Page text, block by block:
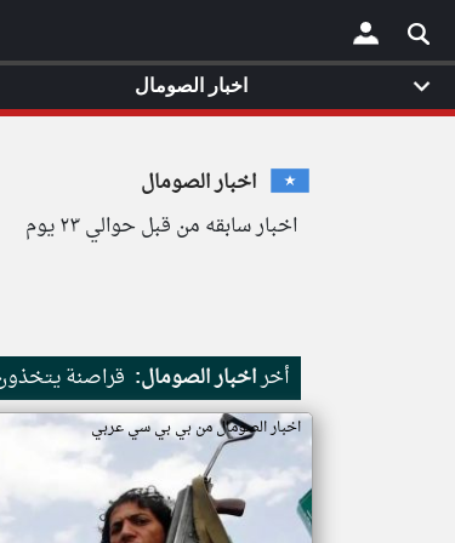
×
اخبار الصومال
اخبار سابقه من قبل حوالي ٢٣ يوم
أخراخبار الصومال: قراصنة
اخبار الصومال من بي بي سي عربي
اخبار الصومال